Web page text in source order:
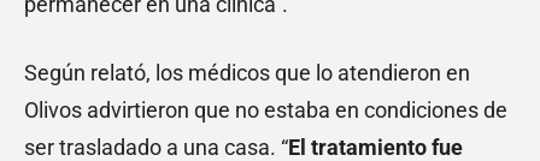
Según relató, los médicos que lo atendieron en
Olivos advirtieron que no estaba en condiciones de
ser trasladado a una casa. “El tratamiento fue